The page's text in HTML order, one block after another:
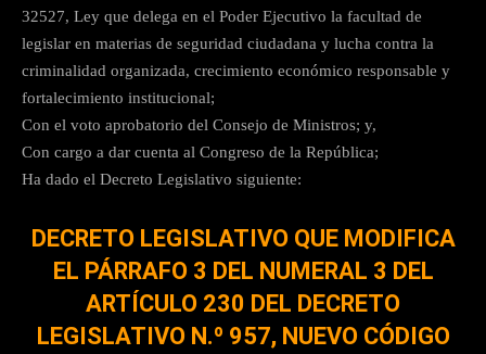
32527, Ley que delega en el Poder Ejecutivo la facultad de
legislar en materias de seguridad ciudadana y lucha contra la
criminalidad organizada, crecimiento económico responsable y
fortalecimiento institucional;
Con el voto aprobatorio del Consejo de Ministros; y,
Con cargo a dar cuenta al Congreso de la República;
Ha dado el Decreto Legislativo siguiente:
DECRETO LEGISLATIVO QUE MODIFICA
EL PÁRRAFO 3 DEL NUMERAL 3 DEL
ARTÍCULO 230 DEL DECRETO
LEGISLATIVO N.º 957, NUEVO CÓDIGO